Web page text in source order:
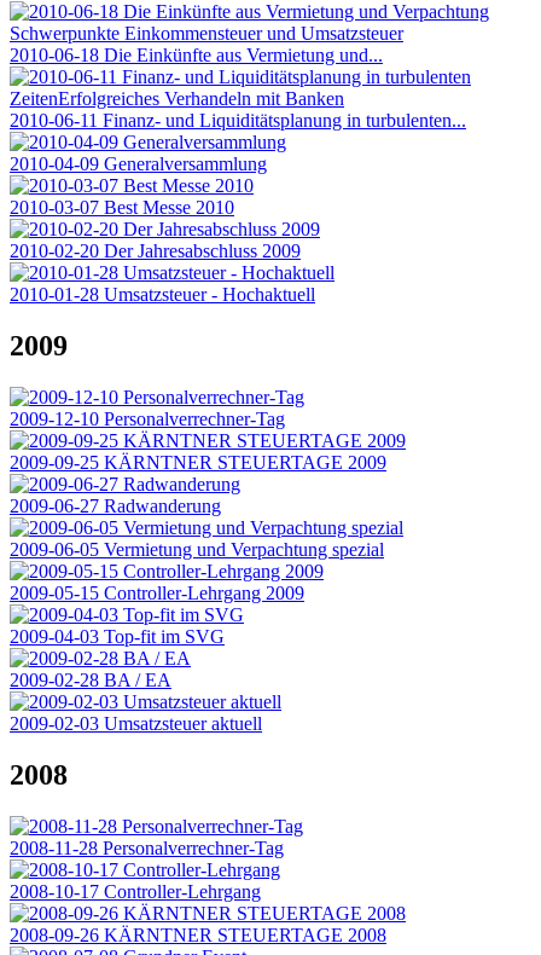
2010-06-18 Die Einkünfte aus Vermietung und...
2010-06-11 Finanz- und Liquiditätsplanung in turbulenten...
2010-04-09 Generalversammlung
2010-03-07 Best Messe 2010
2010-02-20 Der Jahresabschluss 2009
2010-01-28 Umsatzsteuer - Hochaktuell
2009
2009-12-10 Personalverrechner-Tag
2009-09-25 KÄRNTNER STEUERTAGE 2009
2009-06-27 Radwanderung
2009-06-05 Vermietung und Verpachtung spezial
2009-05-15 Controller-Lehrgang 2009
2009-04-03 Top-fit im SVG
2009-02-28 BA / EA
2009-02-03 Umsatzsteuer aktuell
2008
2008-11-28 Personalverrechner-Tag
2008-10-17 Controller-Lehrgang
2008-09-26 KÄRNTNER STEUERTAGE 2008